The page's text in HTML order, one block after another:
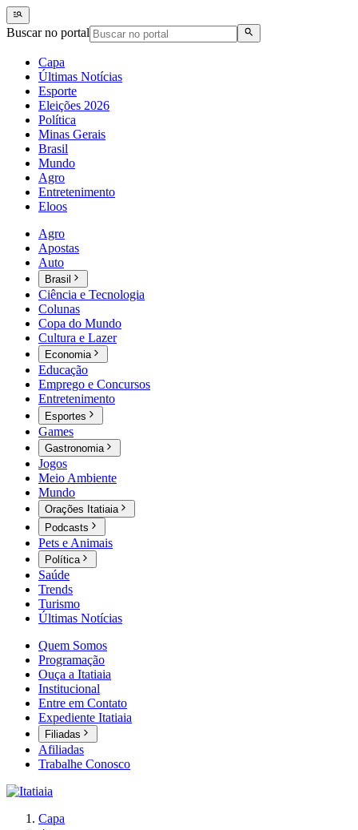
Buscar no portal
Capa
Últimas Notícias
Esporte
Eleições 2026
Política
Minas Gerais
Brasil
Mundo
Agro
Entretenimento
Eloos
Agro
Apostas
Auto
Brasil
Ciência e Tecnologia
Colunas
Copa do Mundo
Cultura e Lazer
Economia
Educação
Emprego e Concursos
Entretenimento
Esportes
Games
Gastronomia
Jogos
Meio Ambiente
Mundo
Orações Itatiaia
Podcasts
Pets e Animais
Política
Saúde
Trends
Turismo
Últimas Notícias
Quem Somos
Programação
Ouça a Itatiaia
Institucional
Entre em Contato
Expediente Itatiaia
Filiadas
Afiliadas
Trabalhe Conosco
Capa